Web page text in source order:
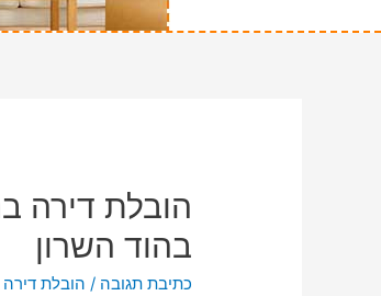
הובלת דירה
בהוד השרון
כתיבת תגובה / הובלת